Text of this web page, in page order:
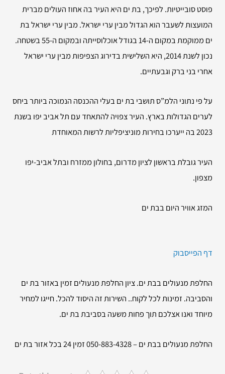
פוסט סובייטיות. לפיכך, בת ים היא העיר בה אחוז העולים מברית
המועצות לשעבר הוא הגדול מבין ערי ישראל. מבין ערי ישראל בת
ים ממוקמת במקום ה-14 בגודל אוכלוסייתה ובמקום ה-55 בשטחה.
נכון לשנת 2014, היא השלישית בדירוג הצפיפות מבין ערי ישראל
אחרי בני ברק וגבעתיים.
על פי נתוני הלמ”ס תושבי בת ים בעלי ההכנסה הנמוכה ביותר ביחס
לערים הגדולות בארץ. העיר צפויה להתאחד עם תל אביב יפו בשנת
2023 בה ייערכו בחירות מוניציפליות לרשות המאוחדת
העיר גובלת בראשון לציון מדרום, בחולון ממזרח ובתל אביב-יפו
מצפון.
המזג אוויר היום בבת ים
דף הפייסבוק
החלפת מנעולים בבת ים. ציון החלפת מנעולים זמין באזור בת ים
והסביבה. זמינות לכל לקוח.. השירות זה היסוד להכל. חייגו למחיר
מיוחד ואנו אצלכם תוך פחות משעה בסביבת בת ים.
החלפת מנעולים בבת ים – 050-883-4328 זמין 24 בכל אזור בת ים